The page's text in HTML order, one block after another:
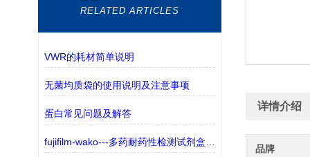
RELATED ARTICLES
VWR的耗材简单说明
无菌均质袋的使用说明及注意事项
蛋白常见问题及解答
详情介绍
品牌